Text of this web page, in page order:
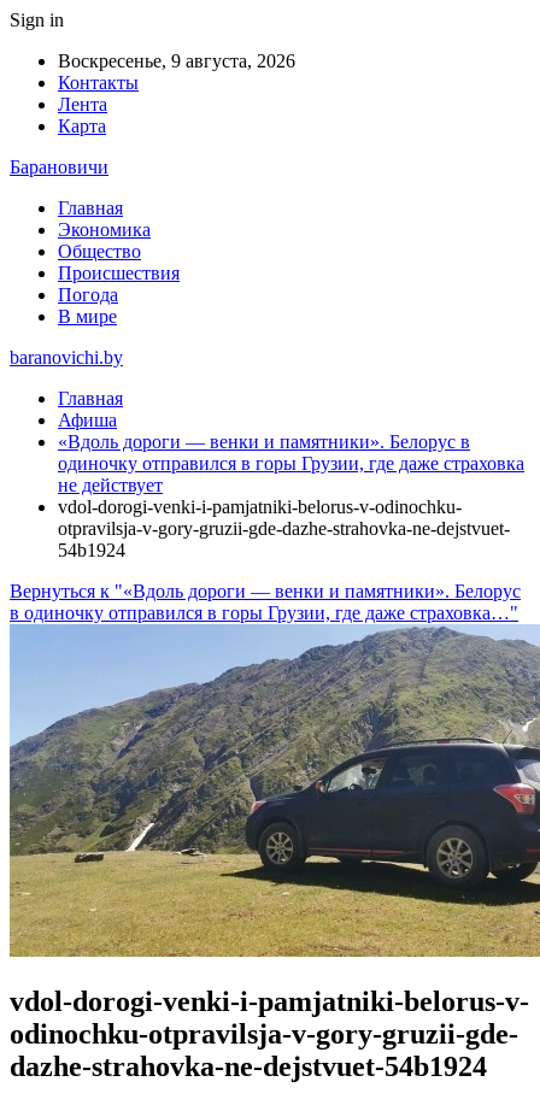
Sign in
Воскресенье, 9 августа, 2026
Контакты
Лента
Карта
Барановичи
Главная
Экономика
Общество
Происшествия
Погода
В мире
baranovichi.by
Главная
Афиша
«Вдоль дороги — венки и памятники». Белорус в
одиночку отправился в горы Грузии, где даже страховка
не действует
vdol-dorogi-venki-i-pamjatniki-belorus-v-odinochku-
otpravilsja-v-gory-gruzii-gde-dazhe-strahovka-ne-dejstvuet-
54b1924
Вернуться к "«Вдоль дороги — венки и памятники». Белорус
в одиночку отправился в горы Грузии, где даже страховка…"
vdol-dorogi-venki-i-pamjatniki-belorus-v-
odinochku-otpravilsja-v-gory-gruzii-gde-
dazhe-strahovka-ne-dejstvuet-54b1924